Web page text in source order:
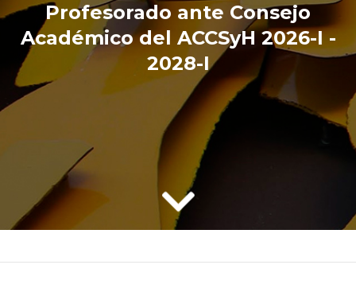
Profesorado ante Consejo
Académico del ACCSyH 2026-I -
2028-I